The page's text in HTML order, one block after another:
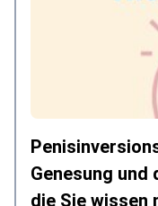
Genesung
die Sie wissen